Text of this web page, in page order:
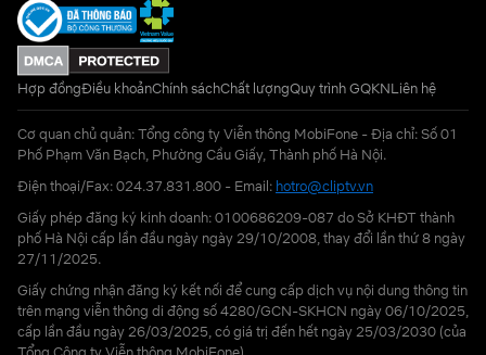
Hợp đồngĐiều khoảnChính sáchChất lượngQuy trình GQKNLiên hệ
Cơ quan chủ quản: Tổng công ty Viễn thông MobiFone - Địa chỉ: Số 01
Phố Phạm Văn Bạch, Phường Cầu Giấy, Thành phố Hà Nội.
Điện thoại/Fax: 024.37.831.800 - Email: hotro@cliptv.vn
Giấy phép đăng ký kinh doanh: 0100686209-087 do Sở KHĐT thành
phố Hà Nội cấp lần đầu ngày ngày 29/10/2008, thay đổi lần thứ 8 ngày
27/11/2025.
Giấy chứng nhận đăng ký kết nối để cung cấp dịch vụ nội dung thông tin
trên mạng viễn thông di động số 4280/GCN-SKHCN ngày 06/10/2025,
cấp lần đầu ngày 26/03/2025, có giá trị đến hết ngày 25/03/2030 (của